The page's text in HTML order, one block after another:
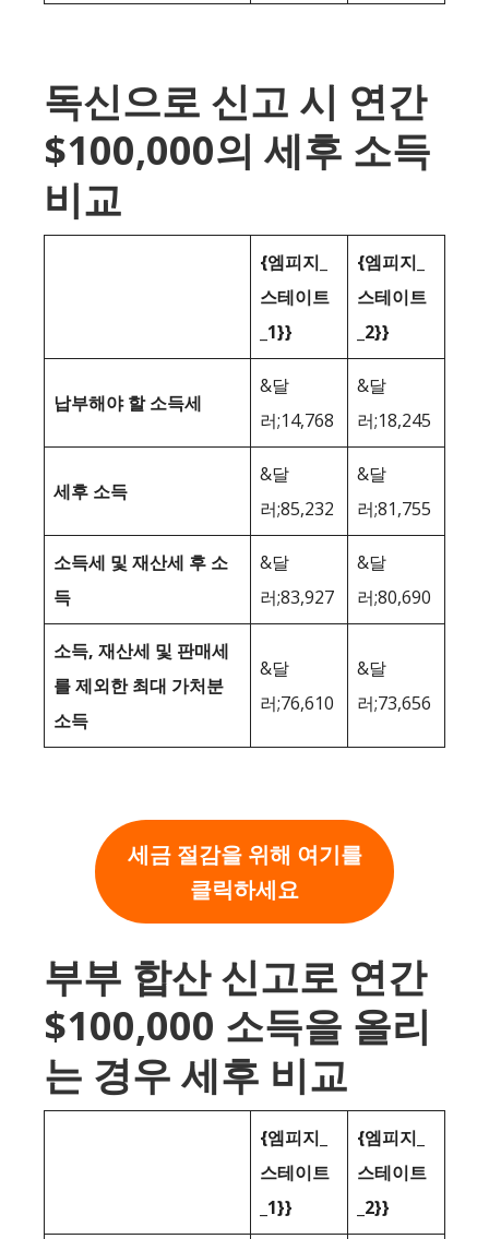
독신으로 신고 시 연간
$100,000의 세후 소득
비교
{엠피지_
스테이트
_1}}
{엠피지_
스테이트
_2}}
납부해야 할 소득세
&달
러;14,768
&달
러;18,245
세후 소득
&달
러;85,232
&달
러;81,755
소득세 및 재산세 후 소
득
&달
러;83,927
&달
러;80,690
소득, 재산세 및 판매세
를 제외한 최대 가처분
소득
&달
러;76,610
&달
러;73,656
세금 절감을 위해 여기를
클릭하세요
부부 합산 신고로 연간
$100,000 소득을 올리
는 경우 세후 비교
{엠피지_
스테이트
_1}}
{엠피지_
스테이트
_2}}